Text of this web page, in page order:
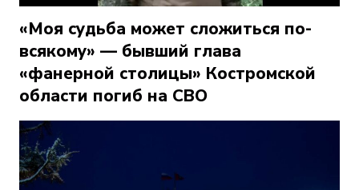
«Моя судьба может сложиться по-
всякому» — бывший глава
«фанерной столицы» Костромской
области погиб на СВО